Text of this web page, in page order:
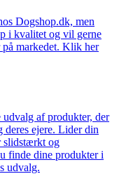
Dogshop.dk, men
i kvalitet og vil gerne
på markedet. Klik her
af produkter, der
ejere. Lider din
slidstærkt og
finde dine produkter i
udvalg.